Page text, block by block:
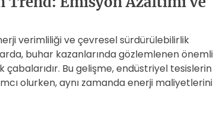
verimliliği ve çevresel sürdürülebilirlik
buhar kazanlarında gözlemlenen önemli
Bu gelişme, endüstriyel tesislerin
olurken, aynı zamanda enerji maliyetlerini